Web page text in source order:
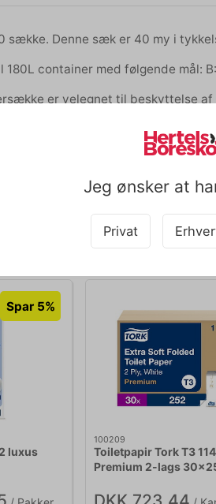
Jeg ønsker at
Privat
sække. Denne sæk er 40 my i
180L container med følgende mål:
er velegnet til beskyttelse
bliver lugtgener og
af genbrugsplast og bør ikke
Andre købte
Spar 5%
luxus
100209
Toiletpapir Tork T3
Premium 2-lags